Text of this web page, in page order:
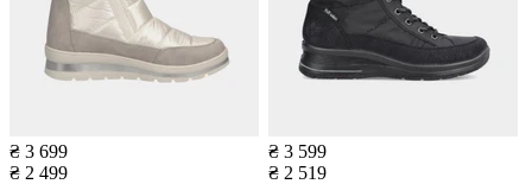
₴ 3 699
₴ 2 499
₴ 3 599
₴ 2 519